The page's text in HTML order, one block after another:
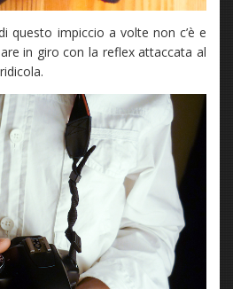
questo impiccio a volte non c’è e
in giro con la reflex attaccata al